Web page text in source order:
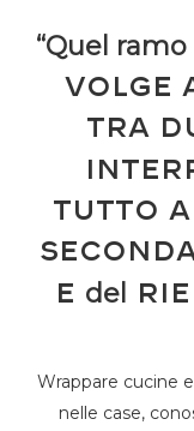
“Quel
volge
tra
tutto a
e del
Wrappare cucine
nelle case,